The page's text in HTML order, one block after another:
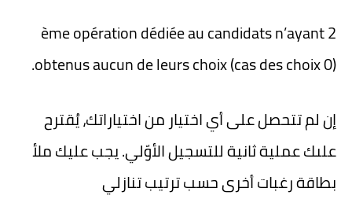
2 ème opération dédiée au candidats n’ayant
obtenus aucun de leurs choix (cas des choix 0).
إن لم تتحصل على أي اختيار من اختياراتك، يُقترح
علىك عملية ثانية للتسجيل الأوّلي. يجب عليك ملأ
بطاقة رغبات أخرى حسب ترتيب تنازلي